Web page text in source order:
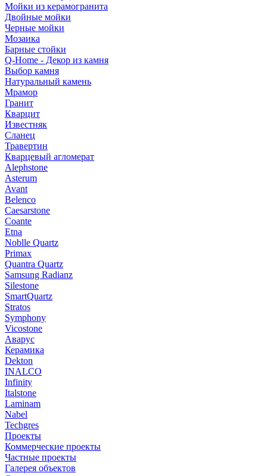
Мойки из керамогранита
Двойные мойки
Черные мойки
Мозаика
Барные стойки
Q-Home - Декор из камня
Выбор камня
Натуральный камень
Мрамор
Гранит
Кварцит
Известняк
Сланец
Травертин
Кварцевый агломерат
Alephstone
Asterum
Avant
Belenco
Caesarstone
Coante
Etna
Noblle Quartz
Primax
Quantra Quartz
Samsung Radianz
Silestone
SmartQuartz
Stratos
Symphony
Vicostone
Аварус
Керамика
Dekton
INALCO
Infinity
Italstone
Laminam
Nabel
Techgres
Проекты
Коммерческие проекты
Частные проекты
Галерея объектов